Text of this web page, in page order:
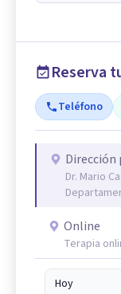
Reserva
Teléfono
Dr. Mario
Online
Terapia
Hoy